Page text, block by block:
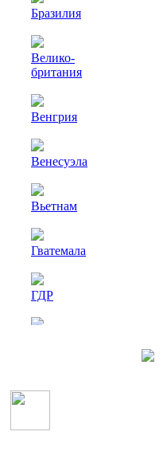
Бразилия
Велико-
британия
Венгрия
Венесуэла
Вьетнам
Гватемала
ГДР
Греция